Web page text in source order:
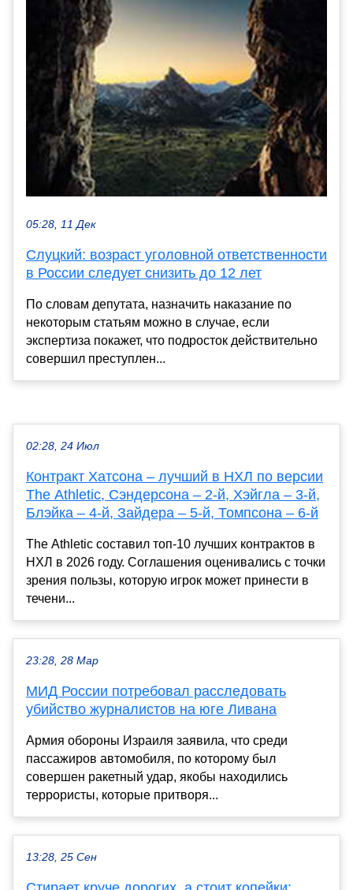
05:28, 11 Дек
Слуцкий: возраст уголовной ответственности
в России следует снизить до 12 лет
По словам депутата, назначить наказание по
некоторым статьям можно в случае, если
экспертиза покажет, что подросток действительно
совершил преступлен...
02:28, 24 Июл
Контракт Хатсона – лучший в НХЛ по версии
The Athletic, Сэндерсона – 2-й, Хэйгла – 3-й,
Блэйка – 4-й, Зайдера – 5-й, Томпсона – 6-й
The Athletic составил топ-10 лучших контрактов в
НХЛ в 2026 году. Соглашения оценивались с точки
зрения пользы, которую игрок может принести в
течени...
23:28, 28 Мар
МИД России потребовал расследовать
убийство журналистов на юге Ливана
Армия обороны Израиля заявила, что среди
пассажиров автомобиля, по которому был
совершен ракетный удар, якобы находились
террористы, которые притворя...
13:28, 25 Сен